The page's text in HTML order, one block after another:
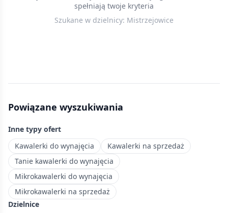
przystępne
na
lub
pod
inwestycję.
Dzielnica
mieszkaniowa
na
północnym
spełniają twoje kryteria
Szukane w dzielnicy: Mistrzejowice
Powiązane wyszukiwania
Inne typy ofert
Kawalerki do wynajęcia
Kawalerki na sprzedaż
Tanie kawalerki do wynajęcia
Mikrokawalerki do wynajęcia
Mikrokawalerki na sprzedaż
Dzielnice